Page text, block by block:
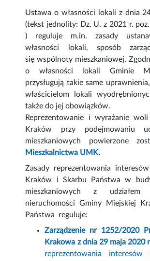
Ustawa o własności lokali z dnia
(tekst jednolity: Dz. U. z 2021 r.
) reguluje m.in. zasady
własności lokali, sposób
się wspólnoty mieszkaniowej.
o własności lokali Gminie
przysługują takie same
właścicielom lokali
także do jej obowiązków.
Reprezentowanie i wyrażanie
Kraków przy podejmowaniu
mieszkaniowych powierzone
Mieszkalnictwa UMK.
Zasady reprezentowania
Kraków i Skarbu Państwa w
mieszkaniowych z udziałem
nieruchomości Gminy Miejskiej
Państwa reguluje:
Zarządzenie nr 1252/2020
Krakowa z dnia 29 maja 2020
reprezentowania interesów